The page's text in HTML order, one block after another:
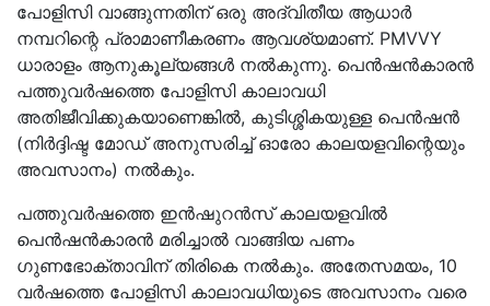
പോളിസി വാങ്ങുന്നതിന് ഒരു അദ്വിതീയ ആധാർ
നമ്പറിന്റെ പ്രാമാണീകരണം ആവശ്യമാണ്. PMVVY
ധാരാളം ആനുകൂല്യങ്ങൾ നൽകുന്നു. പെൻഷൻകാരൻ
പത്തുവർഷത്തെ പോളിസി കാലാവധി
അതിജീവിക്കുകയാണെങ്കിൽ, കുടിശ്ശികയുള്ള പെൻഷൻ
(നിർദ്ദിഷ്ട മോഡ് അനുസരിച്ച് ഓരോ കാലയളവിന്റെയും
അവസാനം) നൽകും.
പത്തുവർഷത്തെ ഇൻഷുറൻസ് കാലയളവിൽ
പെൻഷൻകാരൻ മരിച്ചാൽ വാങ്ങിയ പണം
ഗുണഭോക്താവിന് തിരികെ നൽകും. അതേസമയം, 10
വർഷത്തെ പോളിസി കാലാവധിയുടെ അവസാനം വരെ